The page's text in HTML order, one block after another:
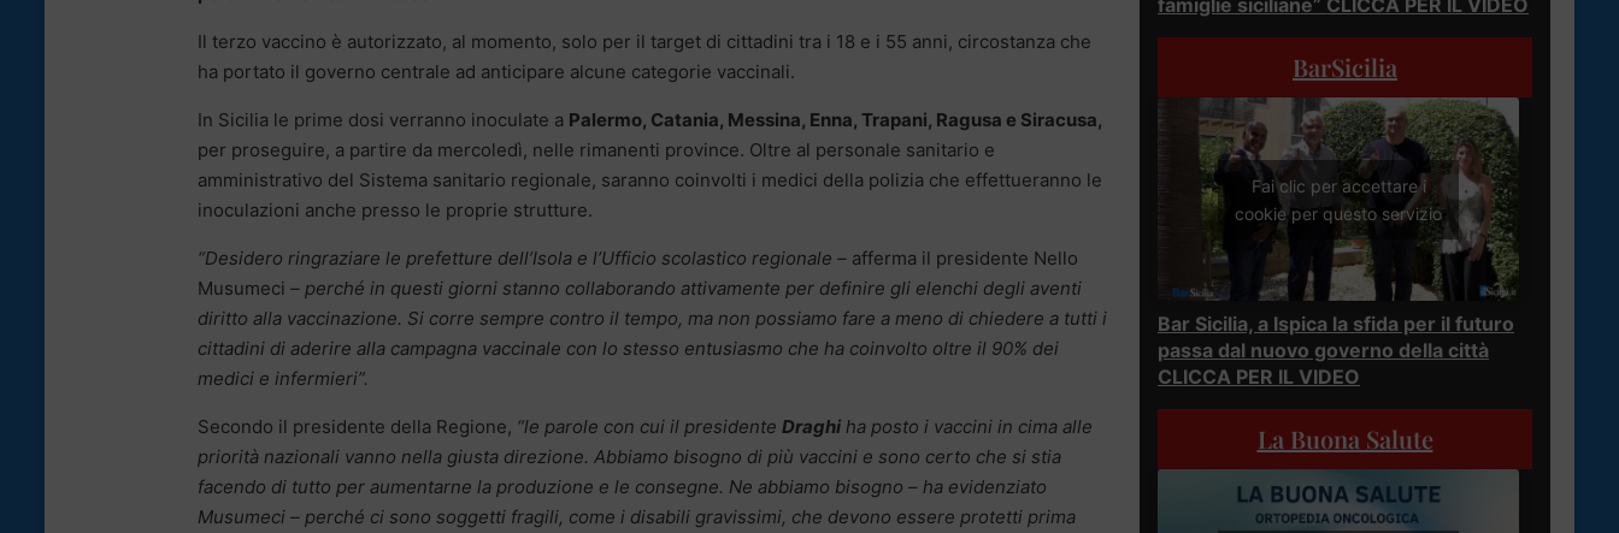
Il terzo vaccino è autorizzato, al momento, solo per il target di cittadini tra i 18 e i 55 anni, circostanza che
ha portato il governo centrale ad anticipare alcune categorie vaccinali.
In Sicilia le prime dosi verranno inoculate a Palermo, Catania, Messina, Enna, Trapani, Ragusa e Siracusa,
per proseguire, a partire da mercoledì, nelle rimanenti province. Oltre al personale sanitario e
amministrativo del Sistema sanitario regionale, saranno coinvolti i medici della polizia che effettueranno le
inoculazioni anche presso le proprie strutture.
“Desidero ringraziare le prefetture dell’Isola e l’Ufficio scolastico regionale – afferma il presidente Nello
Musumeci – perché in questi giorni stanno collaborando attivamente per definire gli elenchi degli aventi
diritto alla vaccinazione. Si corre sempre contro il tempo, ma non possiamo fare a meno di chiedere a tutti i
cittadini di aderire alla campagna vaccinale con lo stesso entusiasmo che ha coinvolto oltre il 90% dei
medici e infermieri”.
Secondo il presidente della Regione, “le parole con cui il presidente Draghi ha posto i vaccini in cima alle
priorità nazionali vanno nella giusta direzione. Abbiamo bisogno di più vaccini e sono certo che si stia
facendo di tutto per aumentarne la produzione e le consegne. Ne abbiamo bisogno – ha evidenziato
Musumeci – perché ci sono soggetti fragili, come i disabili gravissimi, che devono essere protetti prima
famiglie siciliane” CLICCA PER IL VIDEO
BarSicilia
Fai clic per accettare i
cookie per questo servizio
Bar Sicilia, a Ispica la sfida per il futuro
passa dal nuovo governo della città
CLICCA PER IL VIDEO
La Buona Salute